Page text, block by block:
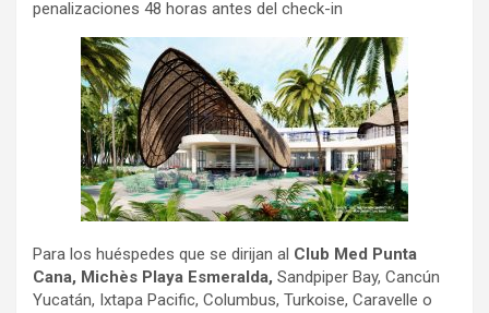
penalizaciones 48 horas antes del check-in
Para los huéspedes que se dirijan al Club Med Punta
Cana, Michès Playa Esmeralda, Sandpiper Bay, Cancún
Yucatán, Ixtapa Pacific, Columbus, Turkoise, Caravelle o